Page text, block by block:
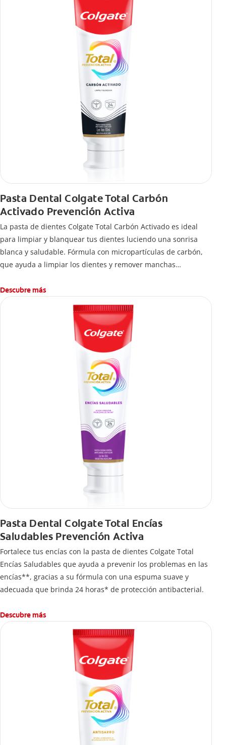
Pasta Dental Colgate Total Carbón
Activado Prevención Activa
La pasta de dientes Colgate Total Carbón Activado es ideal
para limpiar y blanquear tus dientes luciendo una sonrisa
blanca y saludable. Fórmula con micropartículas de carbón,
que ayuda a limpiar los dientes y remover manchas
¿Qué hace el carbón activado en una pasta dental y por qué
se usa para ayudar a remover manchas superficiales?
También encontrarás cómo incluirla en tu rutina, en casa o de
viaje, con tips de cepillado para una sonrisa sana.
Descubre más
Pasta Dental Colgate Total Encías
Saludables Prevención Activa
Fortalece tus encías con la pasta de dientes Colgate Total
Encías Saludables que ayuda a prevenir los problemas en las
encías**, gracias a su fórmula con una espuma suave y
adecuada que brinda 24 horas* de protección antibacterial.
Descubre más